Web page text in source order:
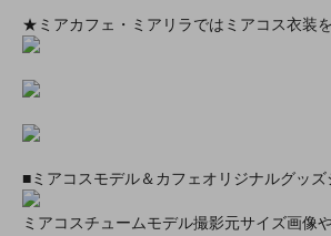
★ミアカフェ・ミアリラではミアコス衣装
■ミアコスモデル＆カフェオリジナルグッズ
ミアコスチュームモデル撮影元サイズ画像